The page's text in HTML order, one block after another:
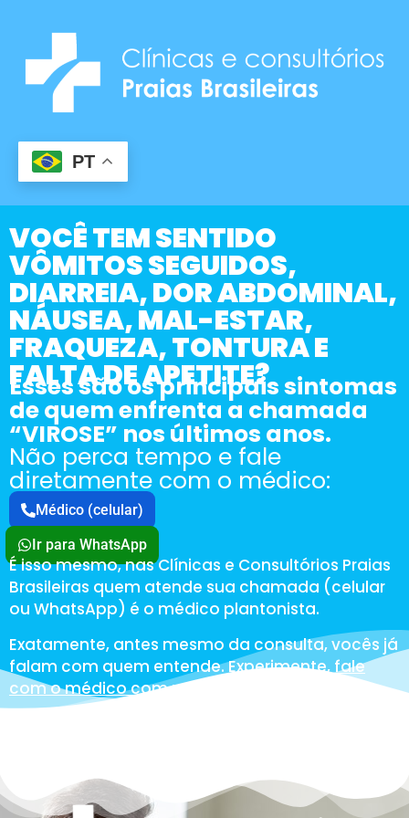
PT
VOCÊ TEM SENTIDO
VÔMITOS SEGUIDOS,
DIARREIA, DOR ABDOMINAL,
NÁUSEA, MAL-ESTAR,
FRAQUEZA, TONTURA E
FALTA DE APETITE?​
Esses são os principais sintomas
de quem enfrenta a chamada
“VIROSE” nos últimos anos.
Não perca tempo e fale
diretamente com o médico:
Médico (celular)
Ir para WhatsApp
É isso mesmo, nas Clínicas e Consultórios Praias
Brasileiras quem atende sua chamada (celular
ou WhatsApp) é o médico plantonista.
Exatamente, antes mesmo da consulta, vocês já
falam com quem entende. Experimente, fale
com o médico com um clique